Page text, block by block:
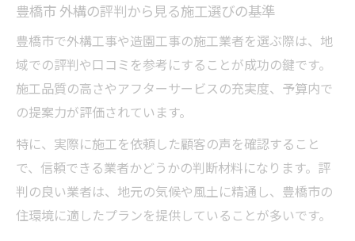
豊橋市 外構の評判から見る施工選びの基準
豊橋市で外構工事や造園工事の施工業者を選ぶ際は、地
域での評判や口コミを参考にすることが成功の鍵です。
施工品質の高さやアフターサービスの充実度、予算内で
の提案力が評価されています。
特に、実際に施工を依頼した顧客の声を確認すること
で、信頼できる業者かどうかの判断材料になります。評
判の良い業者は、地元の気候や風土に精通し、豊橋市の
住環境に適したプランを提供していることが多いです。